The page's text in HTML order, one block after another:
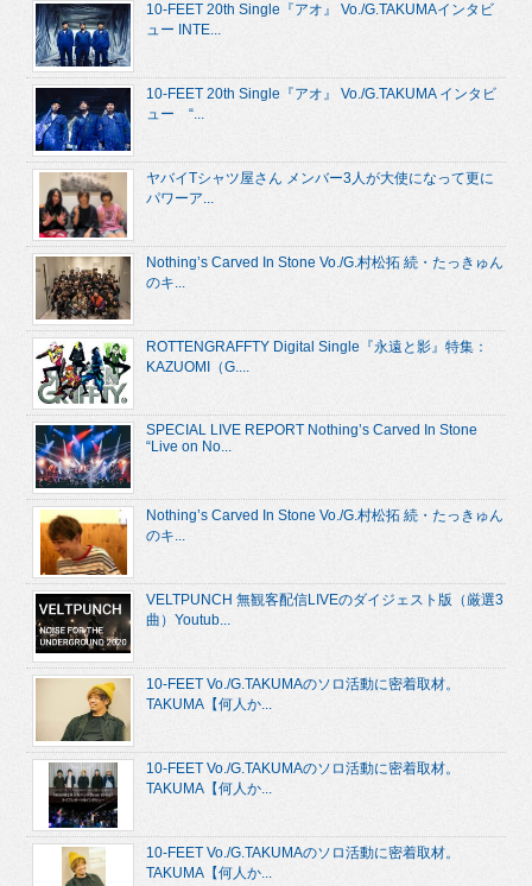
10-FEET 20th Single『アオ』 Vo./G.TAKUMAインタビ
ュー INTE...
10-FEET 20th Single『アオ』 Vo./G.TAKUMA インタビ
ュー “...
ヤバイTシャツ屋さん メンバー3人が大使になって更に
パワーア...
Nothing’s Carved In Stone Vo./G.村松拓 続・たっきゅん
のキ...
ROTTENGRAFFTY Digital Single『永遠と影』特集：
KAZUOMI（G....
SPECIAL LIVE REPORT Nothing’s Carved In Stone
“Live on No...
Nothing’s Carved In Stone Vo./G.村松拓 続・たっきゅん
のキ...
VELTPUNCH 無観客配信LIVEのダイジェスト版（厳選3
曲）Youtub...
10-FEET Vo./G.TAKUMAのソロ活動に密着取材。
TAKUMA【何人か...
10-FEET Vo./G.TAKUMAのソロ活動に密着取材。
TAKUMA【何人か...
10-FEET Vo./G.TAKUMAのソロ活動に密着取材。
TAKUMA【何人か...